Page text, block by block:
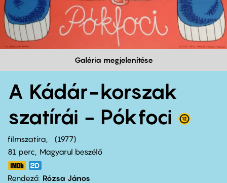
Galéria megjelenítése
A Kádár-korszak
szatírái - Pókfoci
filmszatíra
1977
81 perc,
Magyarul beszélő
Rendező Rózsa János